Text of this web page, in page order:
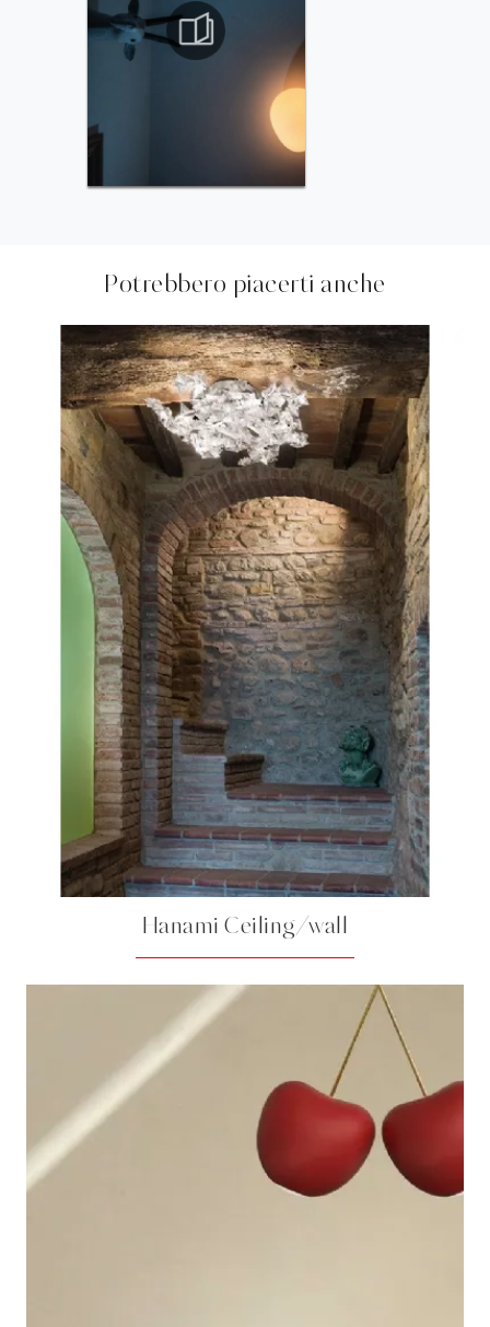
Potrebbero piacerti anche
Hanami Ceiling/wall